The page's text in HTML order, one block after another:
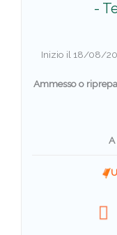
-
Inizio il 18/08/
Ammesso o